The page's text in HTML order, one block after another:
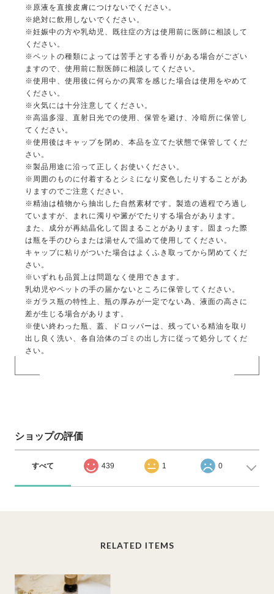
※原液を直接皮膚につけないでください。
※絶対に飲用しないでください。
※妊娠中の方や乳幼児、既往症の方は使用前に医師に相談して
ください。
※ペットの種類によっては苦手とする香りがある場合がござい
ますので、使用前に獣医師に相談してください。
※使用中、使用後に何らかの異常を感じた場合は使用をやめて
ください。
※火気には十分注意してください。
※高温多湿、直射日光での使用、保管を避け、冷暗所に保管し
てください。
※使用後はキャップを閉め、本品を立てた状態で保管してくだ
さい。
※製品用途に沿って正しくお使いください。
※周囲のものに付着するとシミになり変色したりすることがあ
りますのでご注意ください。
※精油は植物から抽出した自然素材です。製造の過程でろ過し
ていますが、まれに濁りや澱がでたりする場合があります。
また、成分が再結晶化して固まることがあります。固まった際
は瓶を手のひらまたは湯せんで温めて使用してください。
キャップに粘りがついた場合はよくふき取ってから閉めてくだ
さい。
※いずれも品質上は問題なく使用できます。
乳幼児やペットの手の届かないところに保管してください。
※ガラス瓶の特性上、瓶の厚みが一定でない為、液面の高さに
差が生じる場合があります。
※使い終わった瓶、蓋、ドロッパーは、残っている精油を取り
出し良く洗い、各自治体のゴミの出し方に従って処分してくだ
さい。
ショップの評価
すべて 439 1 0
RELATED ITEMS